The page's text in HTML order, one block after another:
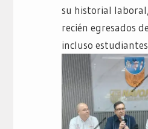
su historial
recién egresados
incluso